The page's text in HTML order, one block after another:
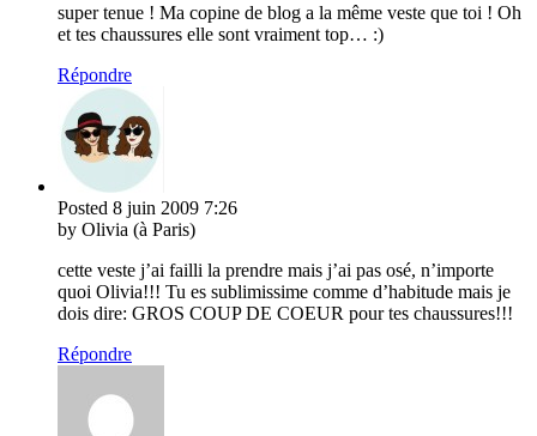
super tenue ! Ma copine de blog a la même veste que toi ! Oh
et tes chaussures elle sont vraiment top… :)
Répondre
Posted 8 juin 2009 7:26
by Olivia (à Paris)
cette veste j’ai failli la prendre mais j’ai pas osé, n’importe
quoi Olivia!!! Tu es sublimissime comme d’habitude mais je
dois dire: GROS COUP DE COEUR pour tes chaussures!!!
Répondre